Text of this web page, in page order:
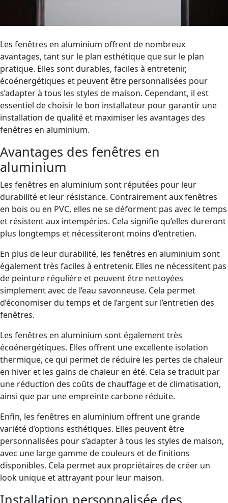
Les fenêtres en aluminium offrent de nombreux
avantages, tant sur le plan esthétique que sur le plan
pratique. Elles sont durables, faciles à entretenir,
écoénergétiques et peuvent être personnalisées pour
s’adapter à tous les styles de maison. Cependant, il est
essentiel de choisir le bon installateur pour garantir une
installation de qualité et maximiser les avantages des
fenêtres en aluminium.
Avantages des fenêtres en
aluminium
Les fenêtres en aluminium sont réputées pour leur
durabilité et leur résistance. Contrairement aux fenêtres
en bois ou en PVC, elles ne se déforment pas avec le temps
et résistent aux intempéries. Cela signifie qu’elles dureront
plus longtemps et nécessiteront moins d’entretien.
En plus de leur durabilité, les fenêtres en aluminium sont
également très faciles à entretenir. Elles ne nécessitent pas
de peinture régulière et peuvent être nettoyées
simplement avec de l’eau savonneuse. Cela permet
d’économiser du temps et de l’argent sur l’entretien des
fenêtres.
Les fenêtres en aluminium sont également très
écoénergétiques. Elles offrent une excellente isolation
thermique, ce qui permet de réduire les pertes de chaleur
en hiver et les gains de chaleur en été. Cela se traduit par
une réduction des coûts de chauffage et de climatisation,
ainsi que par une empreinte carbone réduite.
Enfin, les fenêtres en aluminium offrent une grande
variété d’options esthétiques. Elles peuvent être
personnalisées pour s’adapter à tous les styles de maison,
avec une large gamme de couleurs et de finitions
disponibles. Cela permet aux propriétaires de créer un
look unique et attrayant pour leur maison.
Installation personnalisée des